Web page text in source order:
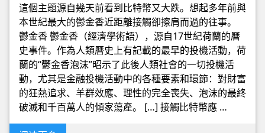
這個主題源自幾天前看到比特幣又大跌。想起多年前與
本世紀最大的鬱金香近距離接觸卻擦肩而過的往事。
鬱金香 鬱金香（經濟學術語），源自17世紀荷蘭的曆
史事件。作為人類曆史上有記載的最早的投機活動，荷
蘭的“鬱金香泡沫”昭示了此後人類社會的一切投機活
動，尤其是金融投機活動中的各種要素和環節：對財富
的狂熱追求、羊群效應、理性的完全喪失、泡沫的最終
破滅和千百萬人的傾家蕩產。 […] 接觸比特幣應 …